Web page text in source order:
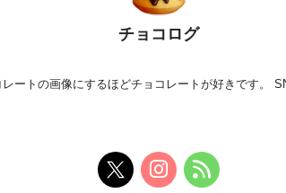
チョコログ
ートの画像にするほどチョコレートが好きです。